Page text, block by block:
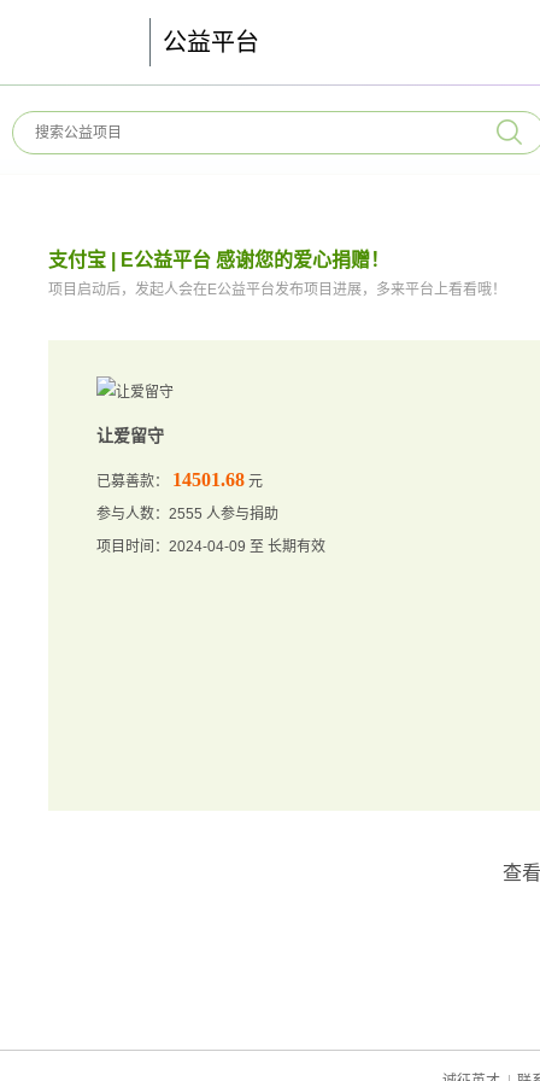
公益平台
支付宝 | E公益平台 感谢您的爱心捐赠！
项目启动后，发起人会在E公益平台发布项目进展，多来平台上看看哦！
让爱留守
已募善款： 14501.68 元
参与人数：2555 人参与捐助
项目时间：2024-04-09 至 长期有效
查看